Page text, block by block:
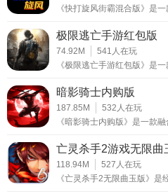
《快打旋风街霸混合版》是
极限逃亡手游红包版
74.92M 541 人在玩
《极限逃亡手游红包版》是
暗影骑士内购版
187.85M 532 人在玩
《暗影骑士内购版》是一款
亡灵杀手2游戏无限曲
118.94M 527 人在玩
《亡灵杀手2无限曲玉版》是